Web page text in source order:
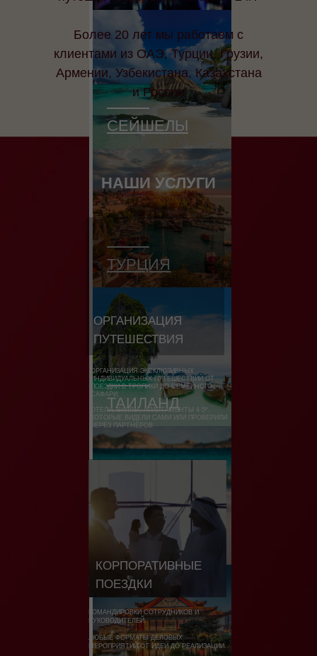
СЕЙШЕЛЫ
ТУРЦИЯ
ТАИЛАНД
АВСТРАЛИЯ
Более 20 лет мы работаем с
клиентами из ОАЭ, Турции, Грузии,
Армении, Узбекистана, Казахстана
и России
НАШИ УСЛУГИ
ОРГАНИЗАЦИЯ
ПУТЕШЕСТВИЯ
КОРПОРАТИВНЫЕ
ПОЕЗДКИ
ОРГАНИЗАЦИЯ ЭКСКЛЮЗИВНЫХ
ИНДИВИДУАЛЬНЫХ ПУТЕШЕСТВИЙ ОТ
ПОЕЗДКИ В ТРОПИКИ ДО СЕМЕЙНОГО
САФАРИ.
ОТЕЛИ, ВИЛЛЫ, АПАРТАМЕНТЫ 4-5*,
КОТОРЫЕ ВИДЕЛИ САМИ ИЛИ ПРОВЕРИЛИ
ЧЕРЕЗ ПАРТНЁРОВ
КОМАНДИРОВКИ СОТРУДНИКОВ И
РУКОВОДИТЕЛЕЙ.
ЛЮБЫЕ ФОРМАТЫ ДЕЛОВЫХ
МЕРОПРИЯТИЙ ОТ ИДЕИ ДО РЕАЛИЗАЦИИ.